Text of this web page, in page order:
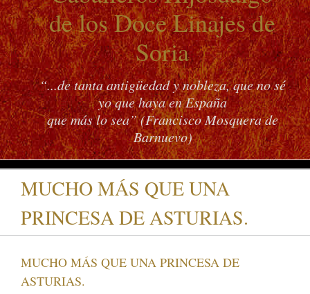
de los Doce Linajes de
Soria
“...de tanta antigüedad y nobleza, que no sé
yo que haya en España
que más lo sea” (Francisco Mosquera de
Barnuevo)
MUCHO MÁS QUE UNA
PRINCESA DE ASTURIAS.
MUCHO MÁS QUE UNA PRINCESA DE
ASTURIAS.